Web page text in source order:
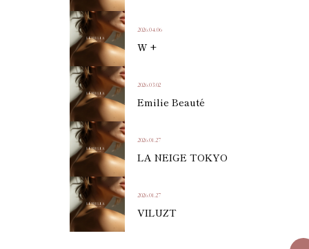
2026.04.06
W +
2026.03.02
Emilie Beauté
2026.01.27
LA NEIGE TOKYO
2026.01.27
VILUZT